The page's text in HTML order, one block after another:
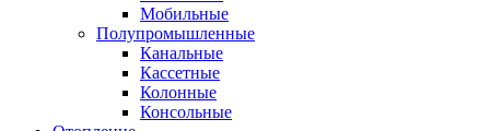
Мобильные
Полупромышленные
Канальные
Кассетные
Колонные
Консольные